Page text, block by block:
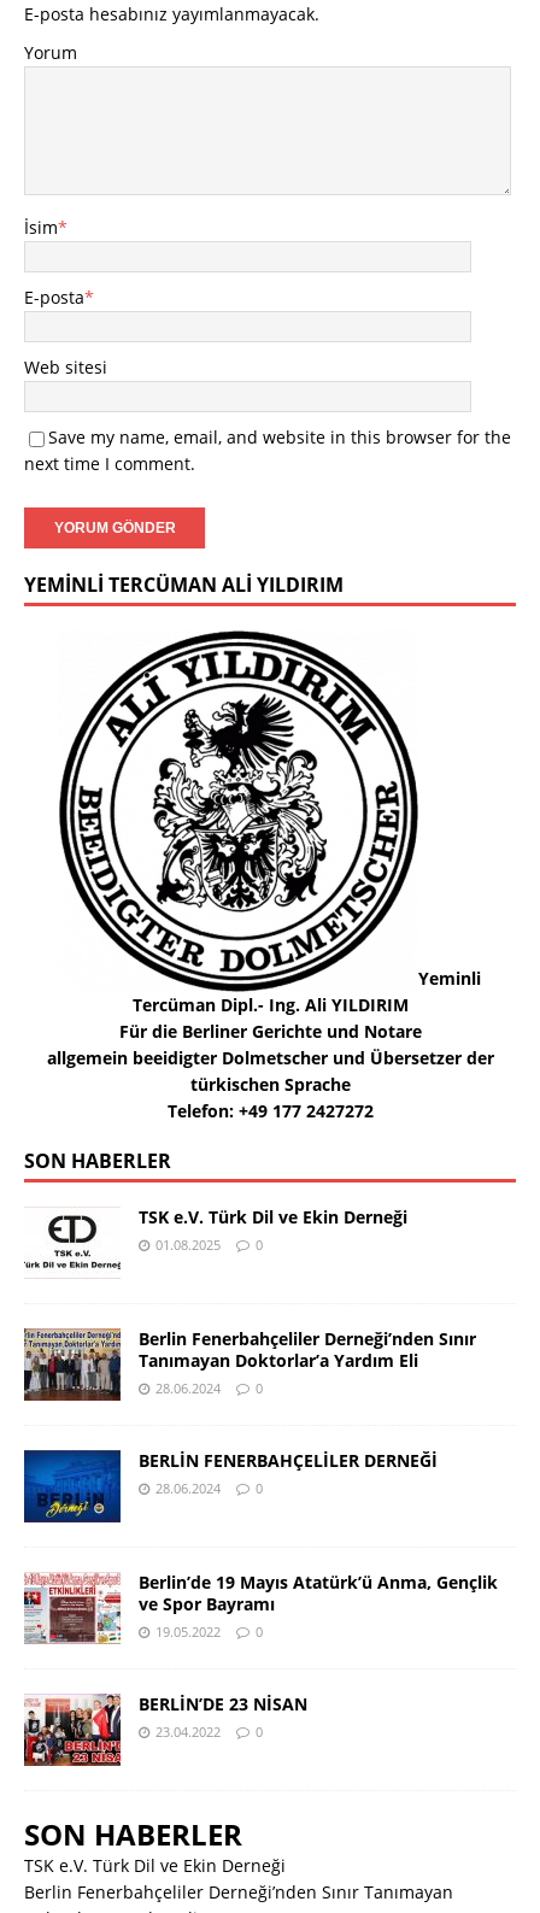
E-posta hesabınız yayımlanmayacak.
Yorum
İsim*
E-posta*
Web sitesi
Save my name, email, and website in this browser for the
next time I comment.
YEMINLI TERCÜMAN ALI YILDIRIM
Yeminli
Tercüman Dipl.- Ing. Ali YILDIRIM
Für die Berliner Gerichte und Notare
allgemein beeidigter Dolmetscher und Übersetzer der
türkischen Sprache
Telefon: +49 177 2427272
SON HABERLER
TSK e.V. Türk Dil ve Ekin Derneği
01.08.2025 0
Berlin Fenerbahçeliler Derneği’nden Sınır
Tanımayan Doktorlar’a Yardım Eli
28.06.2024 0
BERLİN FENERBAHÇELİLER DERNEĞİ
28.06.2024 0
Berlin’de 19 Mayıs Atatürk’ü Anma, Gençlik
ve Spor Bayramı
19.05.2022 0
BERLİN’DE 23 NİSAN
23.04.2022 0
SON HABERLER
TSK e.V. Türk Dil ve Ekin Derneği
Berlin Fenerbahçeliler Derneği’nden Sınır Tanımayan